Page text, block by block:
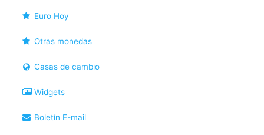
Euro Hoy
Otras monedas
Casas de cambio
Widgets
Boletín E-mail